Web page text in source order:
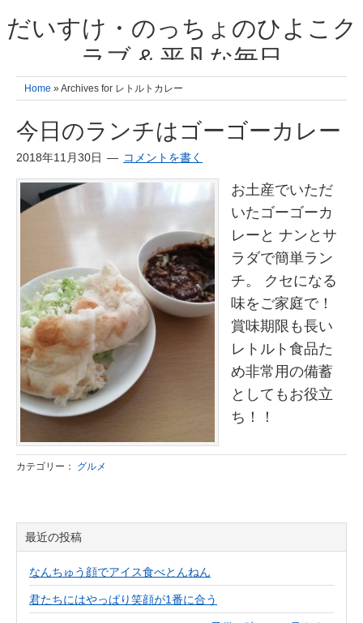
だいすけ・のっちょのひよこク
ラブ & 平凡な毎日
我が家の3人のひよこ成長日記と雑記 何十年後かに、大きくなったひよ
こ達とこの成長記を読み返すことを夢見て。& 3児ママの平凡日記 日々
Home » Archives for レトルトカレー
今日のランチはゴーゴーカレー
2018年11月30日 コメントを書く
お土産でいただ
いたゴーゴーカ
レーと ナンとサ
ラダで簡単ラン
チ。 クセになる
味をご家庭で！
賞味期限も長い
レトルト食品た
め非常用の備蓄
としてもお役立
ち！！
カテゴリー： グルメ
最近の投稿
なんちゅう顔でアイス食べとんねん
君たちにはやっぱり笑顔が1番に合う